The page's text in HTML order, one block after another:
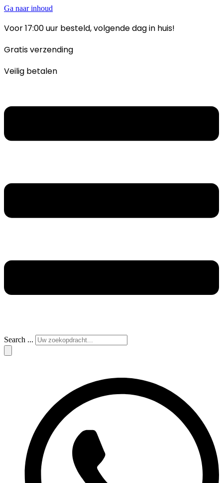
Ga naar inhoud
Voor 17:00 uur besteld, volgende dag in huis!
Gratis verzending
Veilig betalen
Search ...